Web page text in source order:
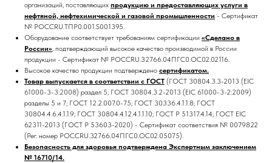
организаций, поставляющих продукцию и предоставляющих услуги в
нефтяной, нефтехимической и газовой промышленности - Сертификат
№ РОССRU.ТПР0.001.S001395.
Оборудование соответствует требованиям сертификации «Сделано в
России», подтверждающий высокое качество производимой в России
продукции - Сертификат № РОССRU.З2766.04ПГС0.OC02.02116.
Высокое качество продукции подтверждено сертификатом.
Товар выпускается в соответствии с ГОСТ (ГОСТ 30804.3.3-2013 (EIC
61000-3-3:2008) раздел 5; ГОСТ 30804.3.2-2013 (EIC 61000-3-2:2009)
разделы 5 и 7; ГОСТ 12.2.007.0-75; ГОСТ 30336.4.1.1.8; ГОСТ
30804.4.6.4.1.1.9; ГОСТ 30804.4.12.4.1.1.10; ГОСТ Р 51317.4.14; ГОСТ EIC
62311-2013 (ГОСТ Р 53603-2020) - Сертификат соответствия № 0079822
(Рег. номер РОССRU.32766.04ПГС0.ОС02.05075).
Безопасность для здоровья подтверждена Экспертным заключением
№ 16710/14.